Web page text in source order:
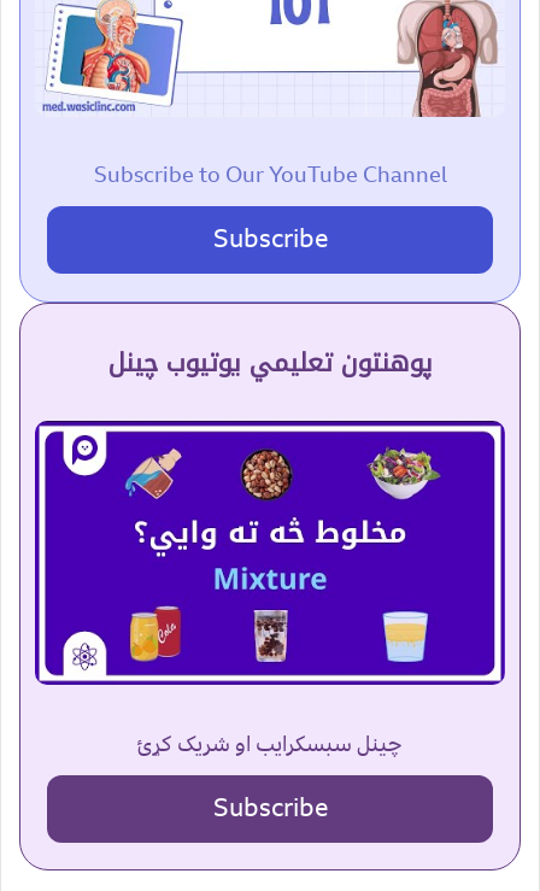
Subscribe to Our YouTube Channel
Subscribe
پوهنتون تعلیمي یوتیوب چینل
چینل سبسکرایب او شریک کړئ
Subscribe